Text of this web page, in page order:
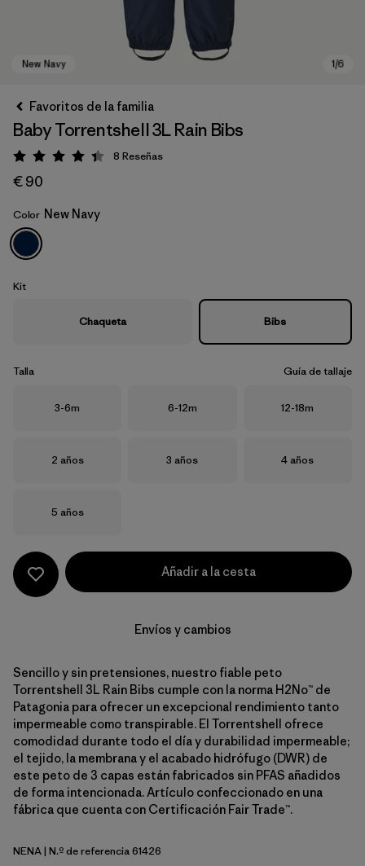
New Navy
Favoritos de la familia
Baby Torrentshell 3L Rain Bibs
Puntuación: 4.4 / 5
8 Reseñas
€ 90
Color New Navy
Kit
Chaqueta Bibs
Talla Guía de tallaje
Talla
3-6m Talla
6-12m Talla
12-18m
Talla
2 años Talla
3 años Talla
4 años
Talla
5 años
Añadir a la cesta
Envíos y cambios
Sencillo y sin pretensiones, nuestro fiable peto
Torrentshell 3L Rain Bibs cumple con la norma H2No™ de
Patagonia para ofrecer un excepcional rendimiento tanto
impermeable como transpirable. El Torrentshell ofrece
comodidad durante todo el día y durabilidad impermeable;
el tejido, la membrana y el acabado hidrófugo (DWR) de
este peto de 3 capas están fabricados sin PFAS añadidos
de forma intencionada. Artículo confeccionado en una
fábrica que cuenta con Certificación Fair Trade™.
New Navy
NENA| N.º de referencia 61426